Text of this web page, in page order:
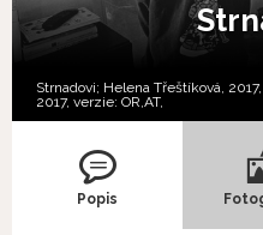
Strnadovi; Helena Třeštíková,
2017, verzie: OR, AT,
Popis